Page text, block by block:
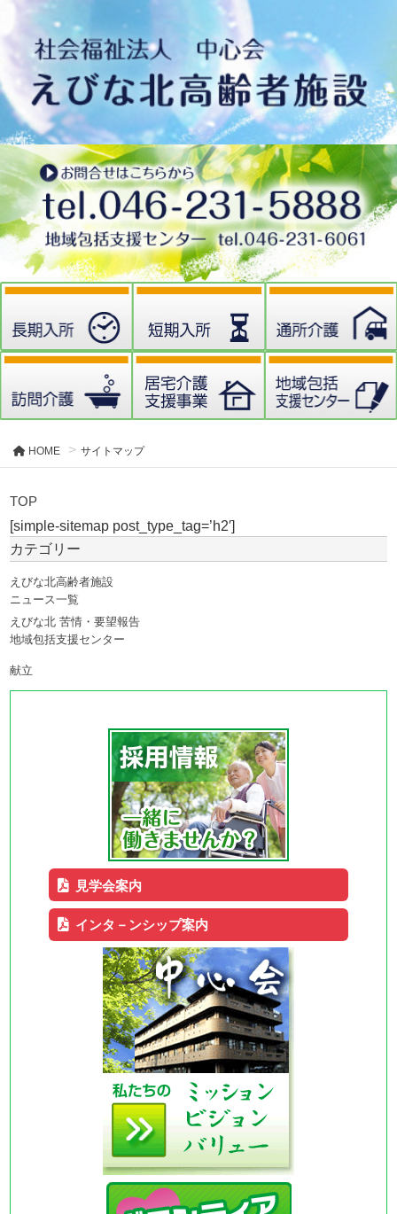
HOME サイトマップ
TOP
[simple-sitemap post_type_tag=’h2′]
カテゴリー
えびな北高齢者施設
ニュース一覧
えびな北 苦情・要望報告
地域包括支援センター
献立
見学会案内
インタ－ンシップ案内